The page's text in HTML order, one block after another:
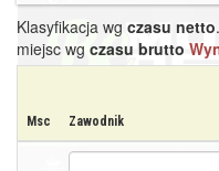
Klasyfikacja wg czasu netto
miejsc wg czasu brutto
Msc Zawodnik